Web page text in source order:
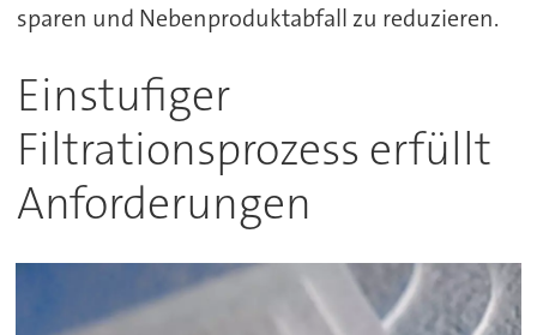
sparen und Nebenproduktabfall zu reduzieren.
Einstufiger
Filtrationsprozess erfüllt
Anforderungen